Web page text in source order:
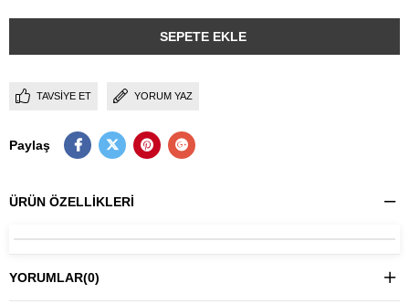
TAVSIYE ET YORUM YAZ
Paylaş
ÜRÜN ÖZELLIKLERI
YORUMLAR(0)